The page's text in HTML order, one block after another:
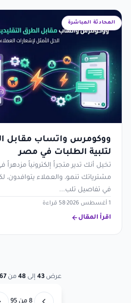
المحادثة المباشرة
ووكومرس واتساب مقابل
لتلبية الطلبات في مصر
تخيل أنك تدير متجراً إلكترونياً
مشترياتك تنمو، والعملاء
في تفاصيل تلب...
1 أغسطس 2026 ·58 قراءة
اقرأ المقال
عرض 43 إلى 48 من
8 من 95